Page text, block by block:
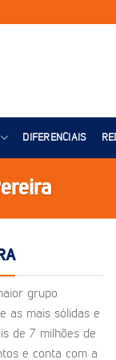
DIFERENCIAIS
grupo
as mais sólidas e
de 7 milhões de
e conta com a